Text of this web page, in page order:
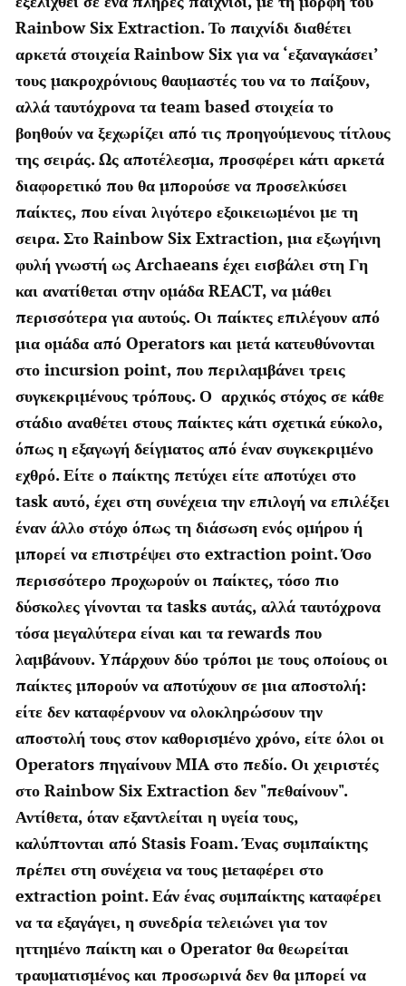
Rainbow Six Extraction. Το παιχνίδι διαθέτει
αρκετά στοιχεία Rainbow Six για να ‘εξαναγκάσει’
τους μακροχρόνιους θαυμαστές του να το παίξουν,
αλλά ταυτόχρονα τα team based στοιχεία το
βοηθούν να ξεχωρίζει από τις προηγούμενους τίτλους
της σειράς. Ως αποτέλεσμα, προσφέρει κάτι αρκετά
διαφορετικό που θα μπορούσε να προσελκύσει
παίκτες, που είναι λιγότερο εξοικειωμένοι με τη
σειρα. Στο Rainbow Six Extraction, μια εξωγήινη
φυλή γνωστή ως Archaeans έχει εισβάλει στη Γη
και ανατίθεται στην ομάδα REACT, να μάθει
περισσότερα για αυτούς. Οι παίκτες επιλέγουν από
μια ομάδα από Operators και μετά κατευθύνονται
στο incursion point, που περιλαμβάνει τρεις
συγκεκριμένους τρόπους. Ο αρχικός στόχος σε κάθε
στάδιο αναθέτει στους παίκτες κάτι σχετικά εύκολο,
όπως η εξαγωγή δείγματος από έναν συγκεκριμένο
εχθρό. Είτε ο παίκτης πετύχει είτε αποτύχει στο
task αυτό, έχει στη συνέχεια την επιλογή να επιλέξει
έναν άλλο στόχο όπως τη διάσωση ενός ομήρου ή
μπορεί να επιστρέψει στο extraction point. Όσο
περισσότερο προχωρούν οι παίκτες, τόσο πιο
δύσκολες γίνονται τα tasks αυτάς, αλλά ταυτόχρονα
τόσα μεγαλύτερα είναι και τα rewards που
λαμβάνουν. Υπάρχουν δύο τρόποι με τους οποίους οι
παίκτες μπορούν να αποτύχουν σε μια αποστολή:
είτε δεν καταφέρνουν να ολοκληρώσουν την
αποστολή τους στον καθορισμένο χρόνο, είτε όλοι οι
Operators πηγαίνουν MIA στο πεδίο. Οι χειριστές
στο Rainbow Six Extraction δεν "πεθαίνουν".
Αντίθετα, όταν εξαντλείται η υγεία τους,
καλύπτονται από Stasis Foam. Ένας συμπαίκτης
πρέπει στη συνέχεια να τους μεταφέρει στο
extraction point. Εάν ένας συμπαίκτης καταφέρει
να τα εξαγάγει, η συνεδρία τελειώνει για τον
ηττημένο παίκτη και ο Operator θα θεωρείται
τραυματισμένος και προσωρινά δεν θα μπορεί να